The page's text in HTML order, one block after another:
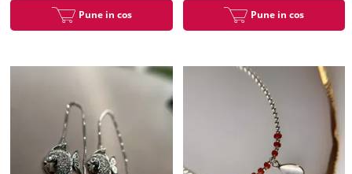
Pune in cos Pune in cos